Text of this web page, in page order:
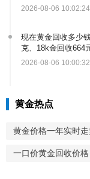
2026-08-06 10:02:24
现在黄金回收多少
克、18k金回收664
2026-08-06 10:00:32
黄金热点
黄金价格一年实时走
一口价黄金回收价格